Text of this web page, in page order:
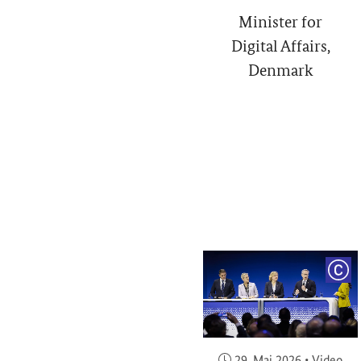
Minister for
Digital Affairs,
Denmark